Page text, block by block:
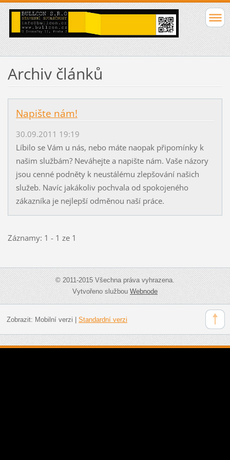
Archiv článků
Napište nám!
30.09.2011 19:19
Líbilo se Vám u nás, nebo máte naopak připomínky k
našim službám? Neváhejte a napište nám. Vaše názory
jsou cenné podněty k neustálému zlepšování našich
služeb. Navíc jakákoliv pochvala od spokojeného
zákazníka je nejlepší odměnou naší práce.
Záznamy: 1 - 1 ze 1
© 2011-2015 Všechna práva vyhrazena.
Vytvořeno službouWebnode
Zobrazit: Mobilní verzi Standardní verzi